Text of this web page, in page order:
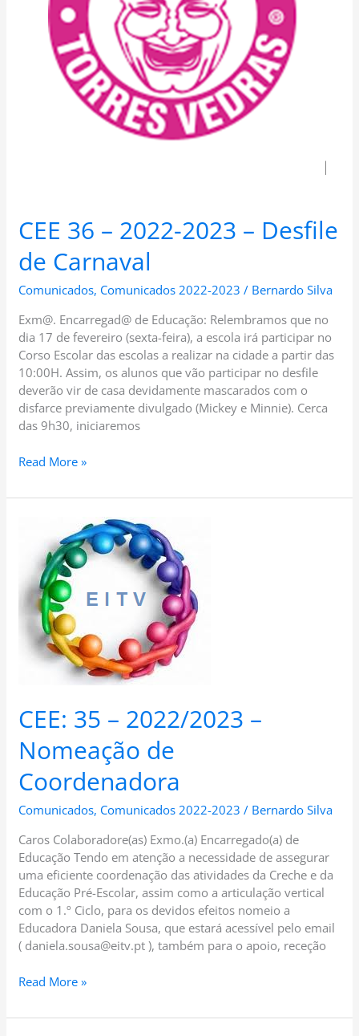
CEE 36 – 2022-2023 – Desfile
de Carnaval
Comunicados, Comunicados 2022-2023 / Bernardo Silva
Exm@. Encarregad@ de Educação: Relembramos que no
dia 17 de fevereiro (sexta-feira), a escola irá participar no
Corso Escolar das escolas a realizar na cidade a partir das
10:00H. Assim, os alunos que vão participar no desfile
deverão vir de casa devidamente mascarados com o
disfarce previamente divulgado (Mickey e Minnie). Cerca
das 9h30, iniciaremos
Carnaval
Read More »
CEE: 35 – 2022/2023 –
Nomeação de
Coordenadora
Comunicados, Comunicados 2022-2023 / Bernardo Silva
Caros Colaboradore(as) Exmo.(a) Encarregado(a) de
Educação Tendo em atenção a necessidade de assegurar
uma eficiente coordenação das atividades da Creche e da
Educação Pré-Escolar, assim como a articulação vertical
com o 1.º Ciclo, para os devidos efeitos nomeio a
Educadora Daniela Sousa, que estará acessível pelo email
( daniela.sousa@eitv.pt ), também para o apoio, receção
2022/2023
Nomeação
Coordenadora
Read More »